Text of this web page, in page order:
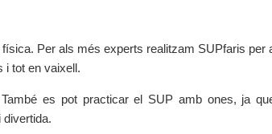
Per als més experts realitzam SUPfaris per
i tot en vaixell.
es pot practicar el SUP amb ones, ja
divertida.